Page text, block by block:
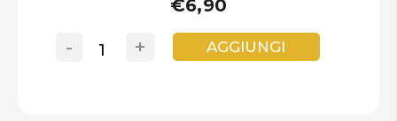
€6,90
+
- AGGIUNGI